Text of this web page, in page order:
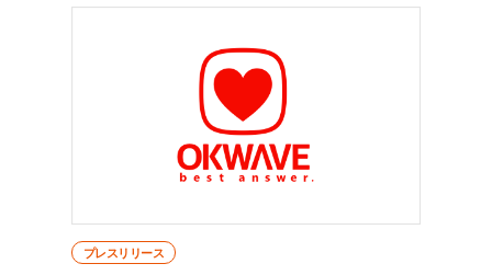
プレスリリース